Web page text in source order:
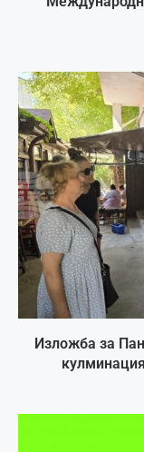
Изложба за